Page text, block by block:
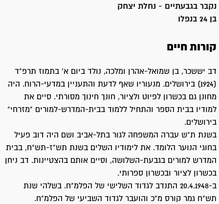
נקבר בגבעתיים - נחלת יצחק
בן 24 בנפלו
קורות חיים
דב יששכר, בן שמואל-אהרן ומלכה, נולד ביום א' בתמוז תרפ"ד
(1924) בירושלים. מנעוריו שאף לדעת והתעניין במדעי-הרוח. היה
מחונן גם בכשרון לפיוט ולציור, חונך חינוך מסורתי. סיים את
למודיו בבית הספר והתחיל ללמוד בבית-המדרש-למורים "מזרחי"
בירושלים.
בשנת ת"ש עברה המשפחה לגור בתל-אביב ושם היה דוב פעיל
בחוגי הנוער הלומד. את לימודיו השלים בשנת תש"ז-תש"ח, בבית
המדרש למורים בגבעת-השלושה, וסיים אותם בהצטיינות. דב ניחן
בכשרון לציור ובכשרון ספרותי.
ב-20.4.1948 התנדב לגדוד השלישי של הפלמ"ח. בשלהי שנת
תש"ח גמר קורס מ"כ והועבר לגדוד השביעי של הפלמ"ח.